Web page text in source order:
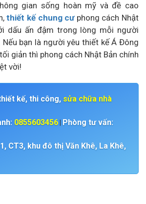
gian sống hoàn mỹ và đề cao
thiết kế chung cưphong cách Nhật
dấu ấn đậm trong lòng mỗi người
bạn là người yêu thiết kế Á Đông
giản thì phong cách Nhật Bản chính
vời!
kế, thi công, sửa chữa nhà
0855603456
Phòng tư vấn:
CT3, khu đô thị Văn Khê, La Khê,